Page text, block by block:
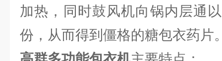
加热，同时鼓风机向锅内层通
份，从而得到僵格的糖包衣药片